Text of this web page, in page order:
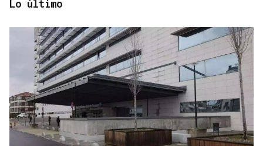
REPRESENTANTE DE EEUU EN BRASILIA
EEUU revoca el visado de la embajadora de Brasil
Lo último